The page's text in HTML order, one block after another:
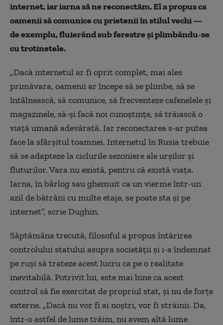
internet, iar iarna să ne reconectăm. El a propus ca
oamenii să comunice cu prietenii în stilul vechi —
de exemplu, fluierând sub ferestre și plimbându-se
cu trotinetele.
„Dacă internetul ar fi oprit complet, mai ales
primăvara, oamenii ar începe să se plimbe, să se
întâlnească, să comunice, să frecventeze cafenelele și
magazinele, să-și facă noi cunoștințe, să trăiască o
viață umană adevărată. Iar reconectarea s-ar putea
face la sfârșitul toamnei. Internetul în Rusia trebuie
să se adapteze la ciclurile sezoniere ale urșilor și
fluturilor. Vara nu există, pentru că există viața.
Iarna, în bârlog sau ghemuit ca un vierme într-un
azil de bătrâni cu multe etaje, se poate sta și pe
internet”, scrie Dughin.
Săptămâna trecută, filosoful a propus întărirea
controlului statului asupra societății și i-a îndemnat
pe ruși să trateze acest lucru ca pe o realitate
inevitabilă. Potrivit lui, este mai bine ca acest
control să fie exercitat de propriul stat, și nu de forțe
externe. „Dacă nu vor fi ai noștri, vor fi străinii. Da,
într-o astfel de lume trăim, nu avem altă lume